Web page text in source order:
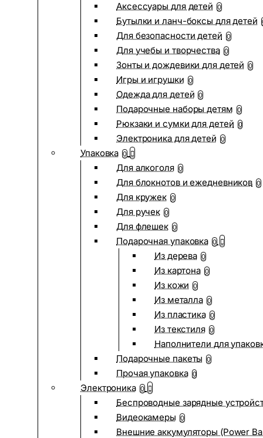
Аксессуары для детей 0
Бутылки и ланч-боксы для детей
Для безопасности детей 0
Для учебы и творчества 0
Зонты и дождевики для детей 0
Игры и игрушки 0
Одежда для детей 0
Подарочные наборы детям 0
Рюкзаки и сумки для детей 0
Электроника для детей 0
Упаковка 0
Для алкоголя 0
Для блокнотов и ежедневников 0
Для кружек 0
Для ручек 0
Для флешек 0
Подарочная упаковка 0
Из дерева 0
Из картона 0
Из кожи 0
Из металла 0
Из пластика 0
Из текстиля 0
Наполнители для
Подарочные пакеты 0
Прочая упаковка 0
Электроника 0
Беспроводные зарядные
Видеокамеры 0
Внешние аккумуляторы (Power